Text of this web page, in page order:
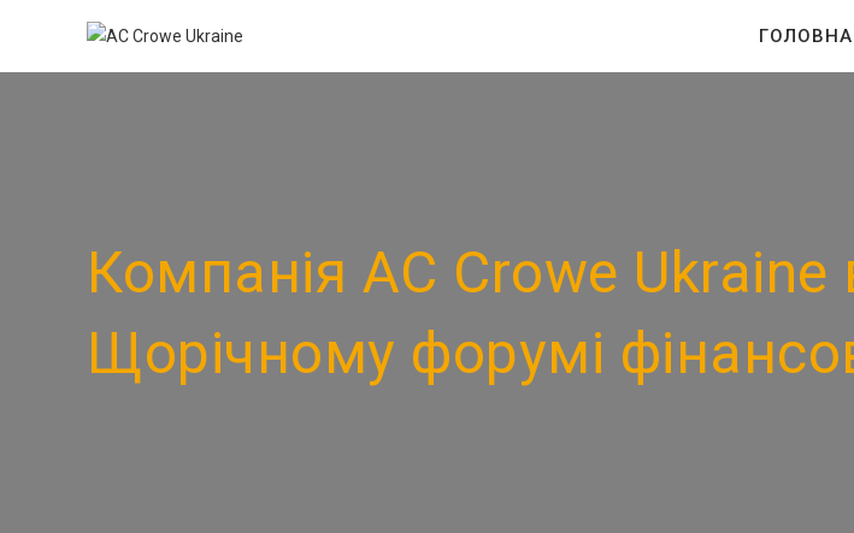
ГОЛОВНА
Компанія AC Crowe Ukraine
Щорічному форумі